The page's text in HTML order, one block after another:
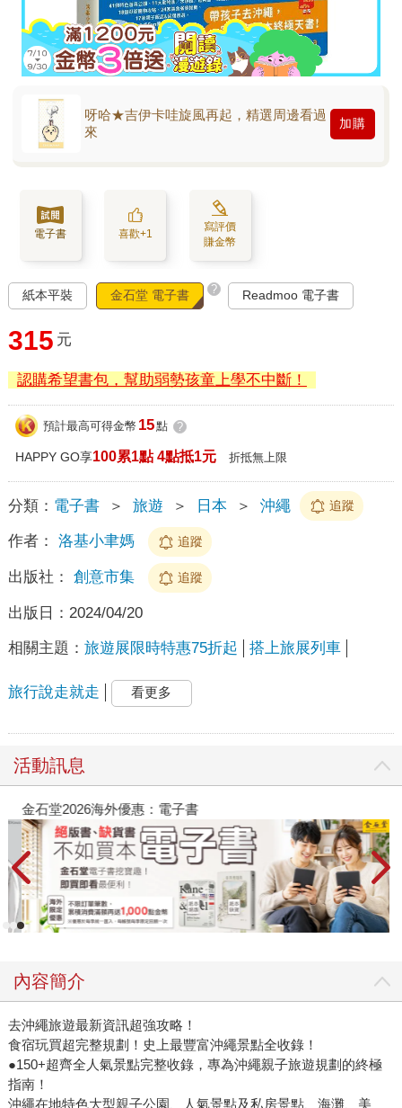
呀哈★吉伊卡哇旋風再起，精選周邊看過
來
加購
電子書 喜歡+1
寫評價
賺金幣
紙本平裝 金石堂 電子書 ? Readmoo 電子書
315 元
認購希望書包，幫助弱勢孩童上學不中斷！
預計最高可得金幣 15點 ?
HAPPY GO享100累1點 4點抵1元 折抵無上限
分類： 電子書 ＞ 旅遊 ＞ 日本 ＞ 沖繩 追蹤
作者： 洛基小聿媽 追蹤
出版社： 創意市集 追蹤
出版日： 2024/04/20
相關主題： 旅遊展限時特惠75折起 搭上旅展列車
旅行說走就走 看更多
活動訊息
金石堂2026海外優惠：電子書
內容簡介
去沖繩旅遊最新資訊超強攻略！
食宿玩買超完整規劃！史上最豐富沖繩景點全收錄！
●150+超齊全人氣景點完整收錄，專為沖繩親子旅遊規劃的終極
指南！
沖繩在地特色大型親子公園、人氣景點及私房景點、海灘、美